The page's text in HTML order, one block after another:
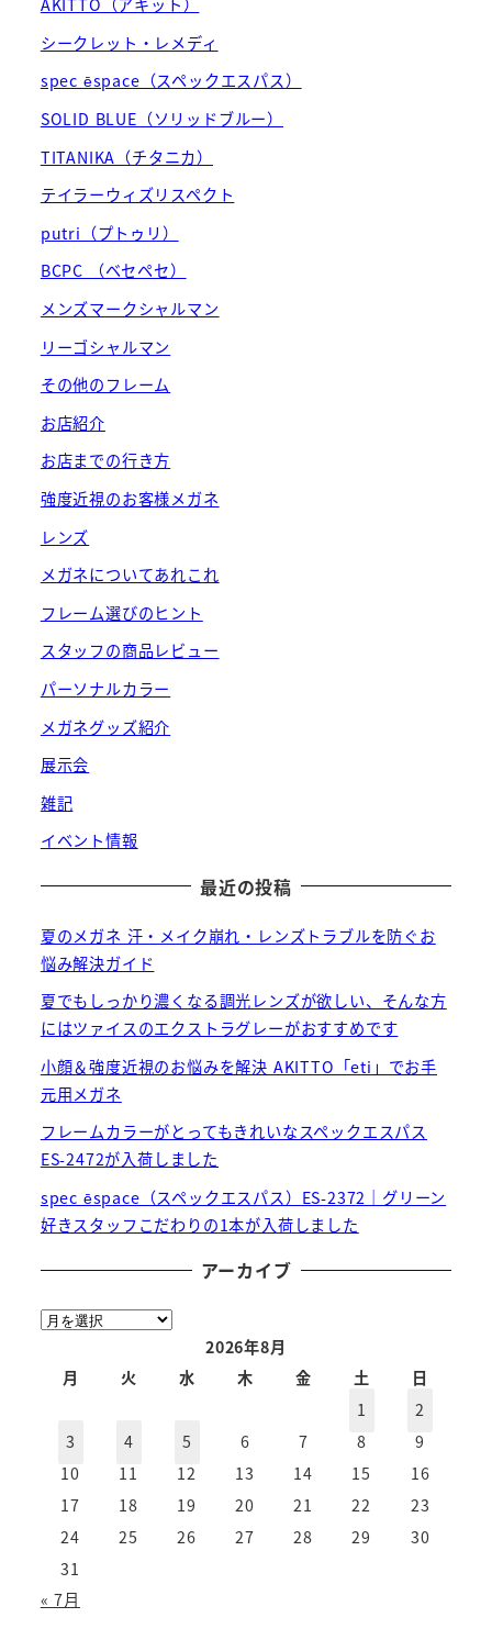
AKITTO（アキット）
シークレット・レメディ
spec ēspace（スペックエスパス）
SOLID BLUE（ソリッドブルー）
TITANIKA（チタニカ）
テイラーウィズリスペクト
putri（プトゥリ）
BCPC （ベセペセ）
メンズマークシャルマン
リーゴシャルマン
その他のフレーム
お店紹介
お店までの行き方
強度近視のお客様メガネ
レンズ
メガネについてあれこれ
フレーム選びのヒント
スタッフの商品レビュー
パーソナルカラー
メガネグッズ紹介
展示会
雑記
イベント情報
最近の投稿
夏のメガネ 汗・メイク崩れ・レンズトラブルを防ぐお
悩み解決ガイド
夏でもしっかり濃くなる調光レンズが欲しい、そんな方
にはツァイスのエクストラグレーがおすすめです
小顔＆強度近視のお悩みを解決 AKITTO「eti」でお手
元用メガネ
フレームカラーがとってもきれいなスペックエスパス
ES-2472が入荷しました
spec ēspace（スペックエスパス）ES-2372｜グリーン
好きスタッフこだわりの1本が入荷しました
アーカイブ
ア
2026年8月
月
火 水 木 金 土
日
1
2
3
4 5 6 7 8
9
10
11 12 13 14 15
16
17
18 19 20 21 22
23
24
25 26 27 28 29
30
31
« 7月